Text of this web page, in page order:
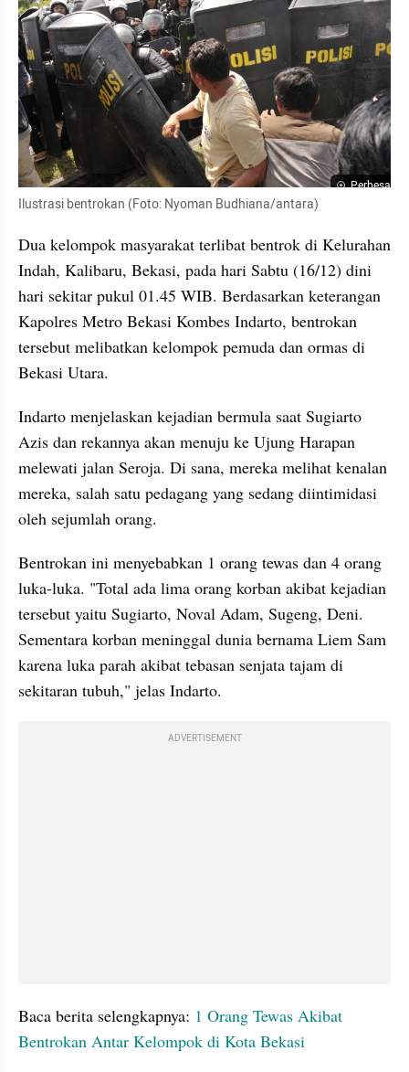
Perbesar
Ilustrasi bentrokan (Foto: Nyoman Budhiana/antara)
Dua kelompok masyarakat terlibat bentrok di Kelurahan
Indah, Kalibaru, Bekasi, pada hari Sabtu (16/12) dini
hari sekitar pukul 01.45 WIB. Berdasarkan keterangan
Kapolres Metro Bekasi Kombes Indarto, bentrokan
tersebut melibatkan kelompok pemuda dan ormas di
Bekasi Utara.
Indarto menjelaskan kejadian bermula saat Sugiarto
Azis dan rekannya akan menuju ke Ujung Harapan
melewati jalan Seroja. Di sana, mereka melihat kenalan
mereka, salah satu pedagang yang sedang diintimidasi
oleh sejumlah orang.
Bentrokan ini menyebabkan 1 orang tewas dan 4 orang
luka-luka. "Total ada lima orang korban akibat kejadian
tersebut yaitu Sugiarto, Noval Adam, Sugeng, Deni.
Sementara korban meninggal dunia bernama Liem Sam
karena luka parah akibat tebasan senjata tajam di
sekitaran tubuh," jelas Indarto.
ADVERTISEMENT
Baca berita selengkapnya: 1 Orang Tewas Akibat
Bentrokan Antar Kelompok di Kota Bekasi